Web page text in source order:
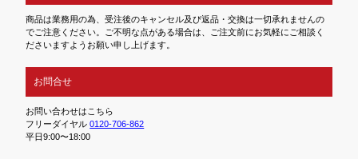
商品は業務用の為、受注後のキャンセル及び返品・交換は一切承れませんの
でご注意ください。ご不明な点がある場合は、ご注文前にお気軽にご相談く
ださいますようお願い申し上げます。
お問合せ
お問い合わせはこちら
フリーダイヤル0120-706-862
平日9:00〜18:00